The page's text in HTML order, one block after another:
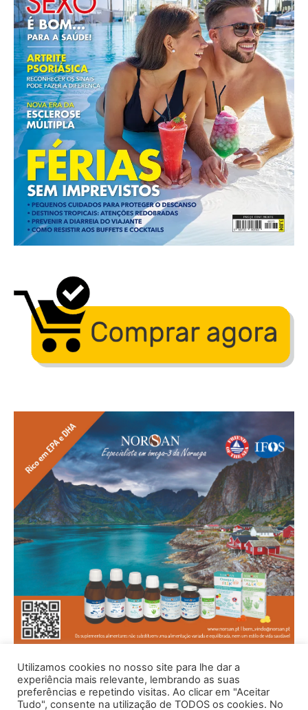
Utilizamos cookies no nosso site para lhe dar a
experiência mais relevante, lembrando as suas
preferências e repetindo visitas. Ao clicar em "Aceitar
Tudo", consente na utilização de TODOS os cookies. No